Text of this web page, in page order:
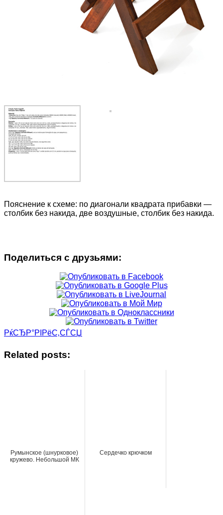
Пояснение к схеме: по диагонали квадрата прибавки —
столбик без накида, две воздушные, столбик без накида.
Поделиться с друзьями:
РќСЂР°РІРёС‚СЃСЏ
Related posts:
Румынское (шнурковое)
кружево. Небольшой МК
Сердечко крючком